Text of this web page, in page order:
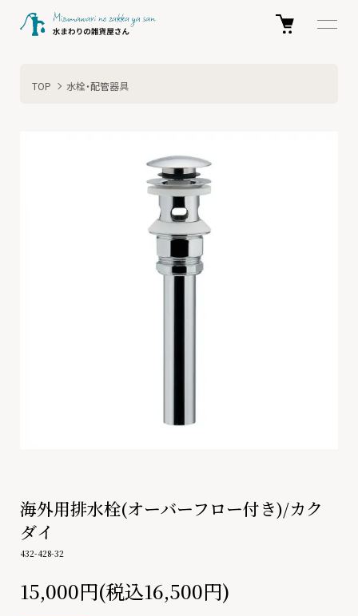
TOP 水栓・配管器具
海外用排水栓(オーバーフロー付き)/カク
ダイ
432-428-32
15,000円(税込16,500円)